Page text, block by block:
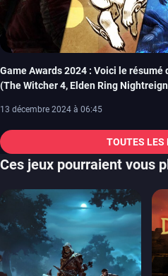
Game Awards 2024 : Voici le
(The Witcher 4, Elden Ring
13 décembre 2024 à 06:45
TOUTES LES
Ces jeux pourraient vous